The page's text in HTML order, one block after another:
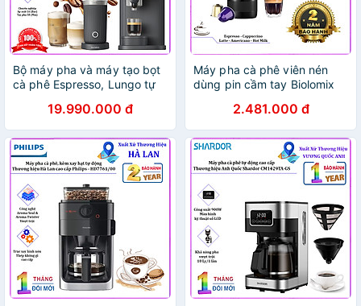
Bộ máy pha và máy tạo bọt
cà phê Espresso, Lungo tự
Thương hiệu Hà Lan cao cấp
Philips Baristina BAR300 -
BAR311. Hàng chính hãng
19.990.000 đ
Máy pha cà phê viên nén
dùng pin cầm tay Biolomix
2.481.000 đ